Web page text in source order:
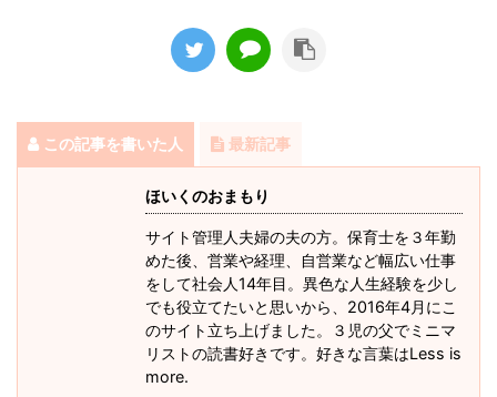
この記事を書いた人 最新記事
ほいくのおまもり
サイト管理人夫婦の夫の方。保育士を３年勤
めた後、営業や経理、自営業など幅広い仕事
をして社会人14年目。異色な人生経験を少し
でも役立てたいと思いから、2016年4月にこ
のサイト立ち上げました。３児の父でミニマ
リストの読書好きです。好きな言葉はLess is
more.